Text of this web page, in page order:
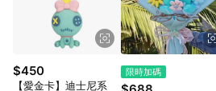
$450
【愛金卡】迪士尼系
限時加碼